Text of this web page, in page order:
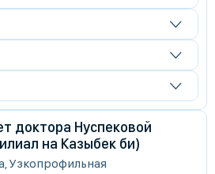
доктора Нуспековой
на Казыбек би)
Узкопрофильная